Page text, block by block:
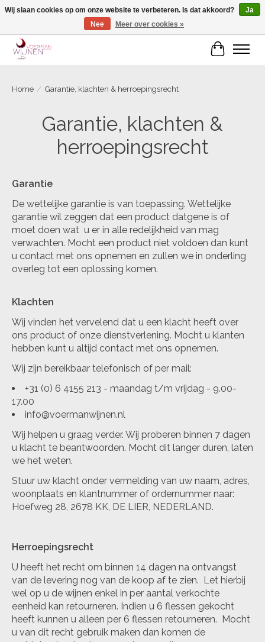
Voorjaarscampagne is gesloten
Home / Garantie, klachten & herroepingsrecht
Garantie, klachten &
herroepingsrecht
Garantie
De wettelijke garantie is van toepassing. Wettelijke
garantie wil zeggen dat een product datgene is of
moet doen wat u er in alle redelijkheid van mag
verwachten. Mocht een product niet voldoen dan kunt
u contact met ons opnemen en zullen we in onderling
overleg tot een oplossing komen.
Klachten
Wij vinden het vervelend dat u een klacht heeft over
ons product of onze dienstverlening. Mocht u klanten
hebben kunt u altijd contact met ons opnemen.
Wij zijn bereikbaar telefonisch of per mail:
+31 (0) 6 4155 213 - maandag t/m vrijdag - 9.00-
17.00
info@voermanwijnen.nl
Wij helpen u graag verder. Wij proberen binnen 7 dagen
u klacht te beantwoorden. Mocht dit langer duren, laten
we het weten.
Stuur uw klacht onder vermelding van uw naam, adres,
woonplaats en klantnummer of ordernummer naar:
Hoefweg 28, 2678 KK, DE LIER, NEDERLAND.
Herroepingsrecht
U heeft het recht om binnen 14 dagen na ontvangst
van de levering nog van de koop af te zien. Let hierbij
wel op u de wijnen enkel in per aantal verkochte
eenheid kan retourneren. Indien u 6 flessen gekocht
heeft kunnen u alleen per 6 flessen retourneren. Mocht
u van dit recht gebruik maken dan komen de
Wij slaan cookies op om onze website te verbeteren. Is dat akkoord?
Ja
Nee
Meer over cookies »